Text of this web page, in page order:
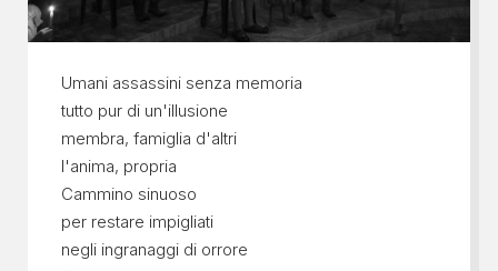
Umani assassini senza memoria
tutto pur di un'illusione
membra, famiglia d'altri
l'anima, propria
Cammino sinuoso
per restare impigliati
negli ingranaggi di orrore